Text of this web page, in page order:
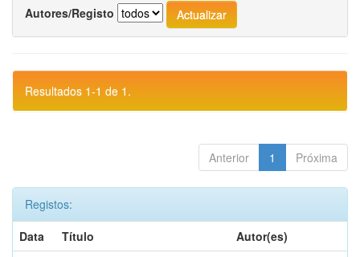
Autores/Registo
Resultados 1-1 de 1.
Anterior 1 Próxima
Registos:
Data
Título
Autor(es)